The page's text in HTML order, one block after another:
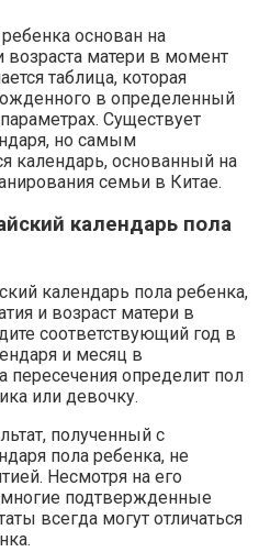
основан на
возраста матери в момент
таблица, которая
в определенный
Существует
но самым
календарь, основанный на
семьи в Китае.
календарь пола
календарь пола ребенка,
и возраст матери в
соответствующий год в
и месяц в
пересечения определит пол
или девочку.
полученный с
пола ребенка, не
Несмотря на его
подтвержденные
всегда могут отличаться